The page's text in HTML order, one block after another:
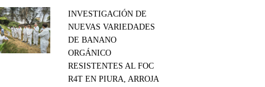
INVESTIGACIÓN DE
NUEVAS VARIEDADES
DE BANANO
ORGÁNICO
RESISTENTES AL FOC
R4T EN PIURA, ARROJA